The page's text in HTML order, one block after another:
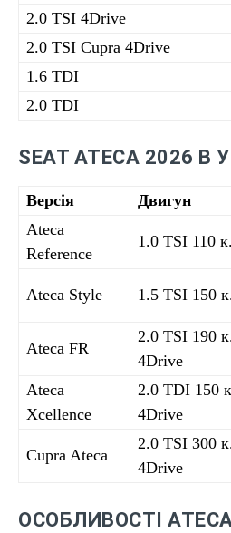
2.0 TSI 4Drive
2.0 TSI Cupra 4Drive
1.6 TDI
2.0 TDI
SEAT ATECA 2026 В
Версія Двигун
Ateca
Reference
1.0 TSI 110
Ateca Style 1.5 TSI 150
Ateca FR
2.0 TSI 190
4Drive
Ateca
Xcellence
2.0 TDI 150
4Drive
Cupra Ateca
2.0 TSI 300
4Drive
ОСОБЛИВОСТІ